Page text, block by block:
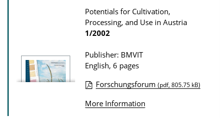
a
d
i
c
a
i
n
D
Potentials for Cultivation,
Processing, and Use in Austria
1/2002
Publisher: BMVIT
English, 6 pages
u
Forschungsforum (pdf, 805.75 kB)
More Information